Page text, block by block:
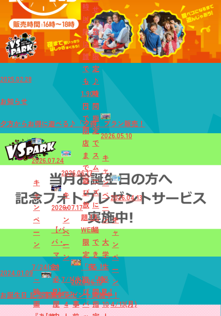
2026.07.24
キ
ャ
ン
ペ
ー
ン
7/24(金)
～
映
画
2026.07.17
2026.07.17
【パ
パ・
マ
マ
必
見】
屋
2026.06.17
キ
ャ
ン
ペ
ー
ン
7/1(水)
～
4
2026.06.10
事
時
以
降
は
誰
で
も
1,900
円
で
閉
店
ま
で
遊
び
放
題！
WEB
限
定
「夜
遊
び
パ
せ
数
量
限
定
♪
時
間
指
定
で
ス
ム
ー
ズ
に
入
場
で
き
る！
「時
間
指
2026.05.10
キ
ャ
ン
ペ
ー
ン
大
学
生
必
見！
10
2026.04.13
キ
ャ
ン
ペ
ー
ン
4/13(月)
2025.02.28
お知らせ
夕方からお得に遊べる♪「夕得」プラン販売！
2024.01.09
お誕生日 記念写真プレゼント実施中！